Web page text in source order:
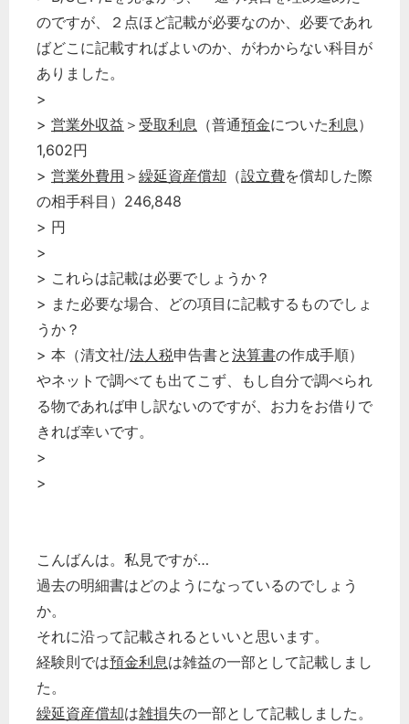
のですが、２点ほど記載が必要なのか、必要であれ
ばどこに記載すればよいのか、がわからない科目が
ありました。
>
> 営業外収益 ＞ 受取利息 （普通預金についた利息）
1,602円
> 営業外費用 ＞ 繰延資産償却 （設立費を償却した際
の相手科目）246,848
> 円
>
> これらは記載は必要でしょうか？
> また必要な場合、どの項目に記載するものでしょ
うか？
> 本（清文社/法人税申告書と決算書の作成手順）
やネットで調べても出てこず、もし自分で調べられ
る物であれば申し訳ないのですが、お力をお借りで
きれば幸いです。
>
>
こんばんは。私見ですが…
過去の明細書はどのようになっているのでしょう
か。
それに沿って記載されるといいと思います。
経験則では預金利息は雑益の一部として記載しまし
た。
繰延資産償却は雑損失の一部として記載しました。